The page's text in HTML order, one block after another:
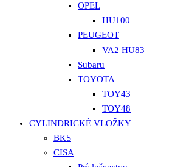
OPEL
HU100
PEUGEOT
VA2 HU83
Subaru
TOYOTA
TOY43
TOY48
CYLINDRICKÉ VLOŽKY
BKS
CISA